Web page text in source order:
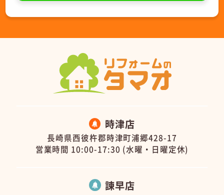
時津店
長崎県西彼杵郡時津町浦郷428-17
営業時間 10:00-17:30 (水曜・日曜定休)
諫早店